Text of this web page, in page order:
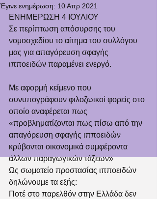
Έγινε ενημέρωση: 10 Απρ 2021
ΕΝΗΜΕΡΩΣΗ 4 ΙΟΥΛΙΟΥ
Σε περίπτωση απόσυρσης του
νομοσχεδίου το αίτημα του συλλόγου
μας για απαγόρευση σφαγής
ιπποειδών παραμένει ενεργό.
Με αφορμή κείμενο που
συνυπογράφουν φιλοζωικοί φορείς στο
οποίο αναφέρεται πως
«προβληματίζονται πως πίσω από την
απαγόρευση σφαγής ιπποειδών
κρύβονται οικονομικά συμφέροντα
άλλων παραγωγικών τάξεων»
Ως σωματείο προστασίας ιπποειδών
δηλώνουμε τα εξής:
Ποτέ στο παρελθόν στην Ελλάδα δεν